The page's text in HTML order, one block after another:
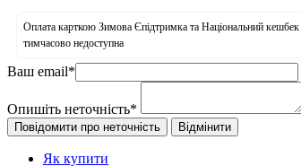
Оплата карткою Зимова Єпідтримка та Національний кешбек
тимчасово недоступна
Ваш email*
Опишіть неточність*
Як купити